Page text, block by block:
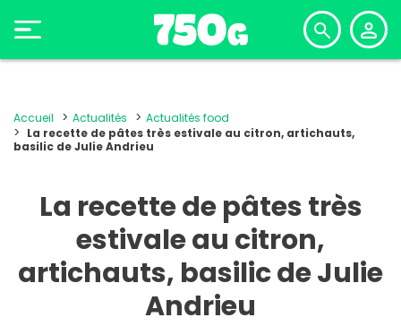
Accueil Actualités
Actualités food
La recette de pâtes très estivale au citron, artichauts,
basilic de Julie Andrieu
La recette de pâtes très
estivale au citron,
artichauts, basilic de Julie
Andrieu